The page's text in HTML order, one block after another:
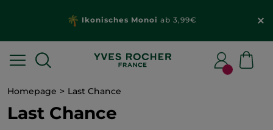
Ikonisches Monoi ab 3,99€
Homepage Last Chance
Last Chance